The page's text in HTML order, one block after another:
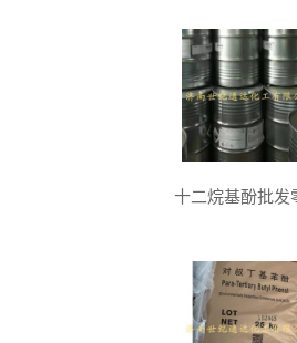
十二烷基酚批发